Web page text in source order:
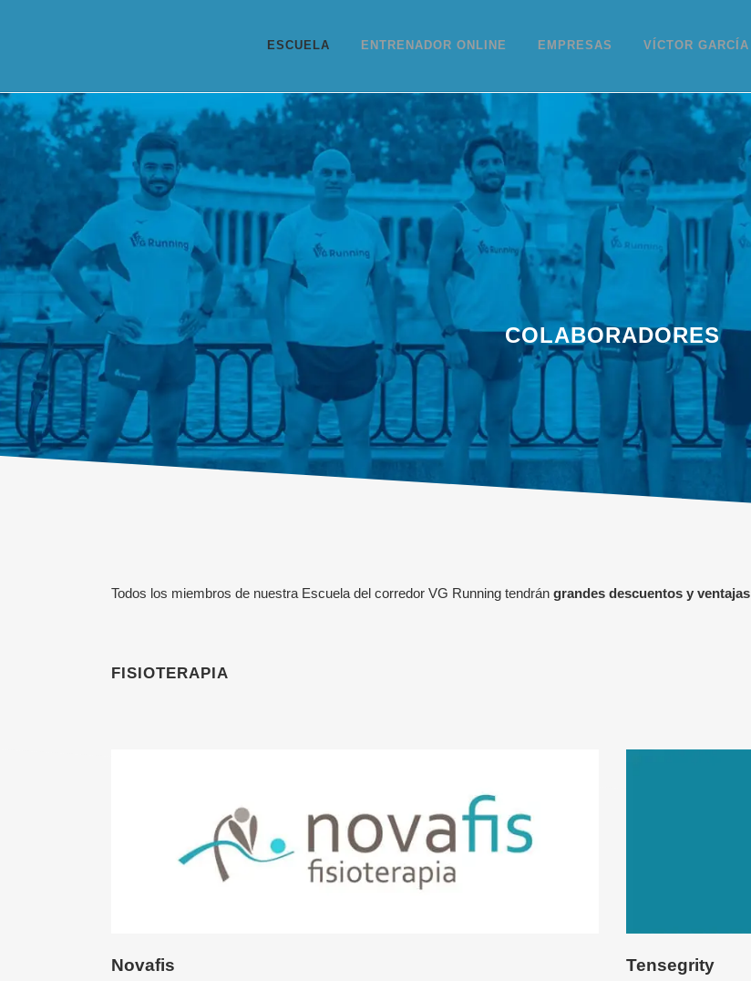
ESCUELA ENTRENADOR ONLINE EMPRESAS VÍCTOR GARCÍA
COLABORADORES
Todos los miembros de nuestra Escuela del corredor VG Running tendrán grandes descuentos y ventajas
FISIOTERAPIA
Novafis Tensegrity